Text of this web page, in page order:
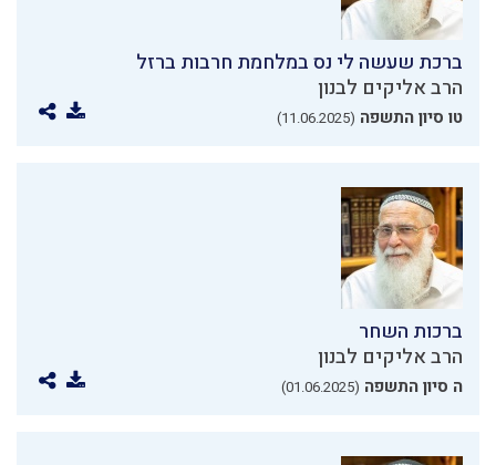
ברכת שעשה לי נס במלחמת חרבות ברזל
הרב אליקים לבנון
טו סיון התשפה (11.06.2025)
ברכות השחר
הרב אליקים לבנון
ה סיון התשפה (01.06.2025)